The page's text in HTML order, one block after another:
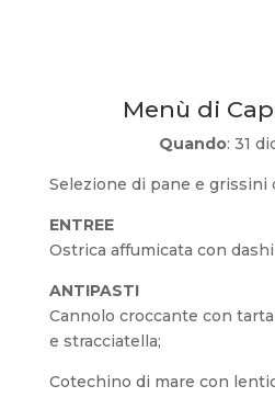
Menù di
Quando: 31
Selezione di pane e grissini
ENTREE
Ostrica affumicata con
ANTIPASTI
Cannolo croccante con
e stracciatella;
Cotechino di mare con